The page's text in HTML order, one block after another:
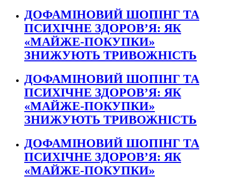
ДОФАМІНОВИЙ ШОПІНГ ТА
ПСИХІЧНЕ ЗДОРОВ’Я: ЯК
«МАЙЖЕ-ПОКУПКИ»
ЗНИЖУЮТЬ ТРИВОЖНІСТЬ
ДОФАМІНОВИЙ ШОПІНГ ТА
ПСИХІЧНЕ ЗДОРОВ’Я: ЯК
«МАЙЖЕ-ПОКУПКИ»
ЗНИЖУЮТЬ ТРИВОЖНІСТЬ
ДОФАМІНОВИЙ ШОПІНГ ТА
ПСИХІЧНЕ ЗДОРОВ’Я: ЯК
«МАЙЖЕ-ПОКУПКИ»